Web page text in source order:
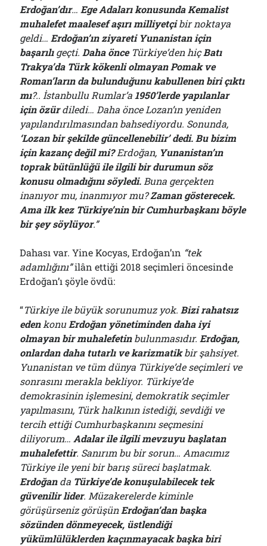
Erdoğan’dır… Ege Adaları konusunda Kemalist
muhalefet maalesef aşırı milliyetçibir noktaya
geldi… Erdoğan’ın ziyareti Yunanistan için
başarılıgeçti. Daha önceTürkiye’den hiçBatı
Trakya’da Türk kökenli olmayan Pomak ve
Roman’ların da bulunduğunu kabullenen biri çıktı
mı?.. İstanbullu Rumlar’a 1950’lerde yapılanlar
için özürdiledi… Daha önce Lozan’ın yeniden
yapılandırılmasından bahsediyordu. Sonunda,
‘Lozan bir şekilde güncellenebilir’ dedi. Bu bizim
için kazanç değil mi?Erdoğan, Yunanistan’ın
toprak bütünlüğü ile ilgili bir durumun söz
konusu olmadığını söyledi. Buna gerçekten
inanıyor mu, inanmıyor mu?Zaman gösterecek.
Ama ilk kez Türkiye’nin bir Cumhurbaşkanı böyle
bir şey söylüyor.”
Dahası var. Yine Kocyas, Erdoğan’ın “tek
adamlığını”ilân ettiği 2018 seçimleri öncesinde
Erdoğan’ı şöyle övdü:
“Türkiye ile büyük sorunumuz yok. Bizi rahatsız
edenkonuErdoğan yönetiminden daha iyi
olmayan bir muhalefetinbulunmasıdır. Erdoğan,
onlardan daha tutarlı ve karizmatikbir şahsiyet.
Yunanistan ve tüm dünya Türkiye’de seçimleri ve
sonrasını merakla bekliyor. Türkiye’de
demokrasinin işlemesini, demokratik seçimler
yapılmasını, Türk halkının istediği, sevdiği ve
tercih ettiği Cumhurbaşkanını seçmesini
diliyorum…Adalar ile ilgili mevzuyu başlatan
muhalefettir. Sanırım bu bir sorun… Amacımız
Türkiye ile yeni bir barış süreci başlatmak.
Erdoğanda Türkiye’de konuşulabilecek tek
güvenilir lider. Müzakerelerde kiminle
görüşürseniz görüşünErdoğan’dan başka
sözünden dönmeyecek, üstlendiği
yükümlülüklerden kaçınmayacak başka biri